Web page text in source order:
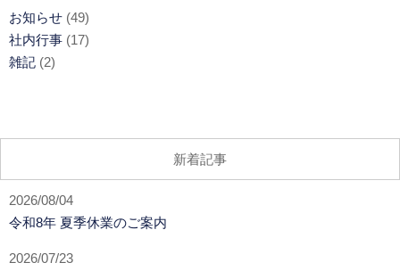
お知らせ (49)
社内行事 (17)
雑記 (2)
新着記事
2026/08/04
令和8年 夏季休業のご案内
2026/07/23